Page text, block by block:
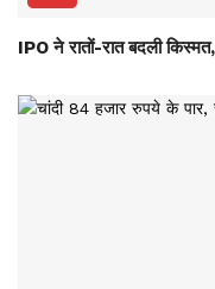
IPO ने रातों-रात बदली